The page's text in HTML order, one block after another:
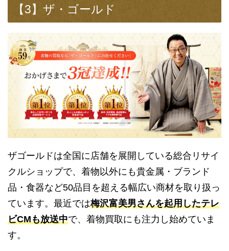
【3】ザ・ゴールド
ザゴールドは全国に店舗を展開している総合リサイ
クルショップで、着物以外にも貴金属・ブランド
品・食器など50品目を超える幅広い商材を取り扱っ
ています。最近では梅沢富美男さんを起用したテレ
ビCMも放送中で、着物買取にも注力し始めていま
す。